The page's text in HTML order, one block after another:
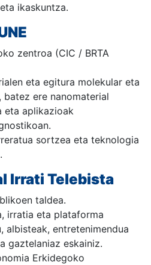
ikaskuntza.
zentroa (CIC / BRTA
eta egitura molekular eta
ere nanomaterial
eta aplikazioak
sortzea eta teknologia
Irrati Telebista
taldea.
irratia eta plataforma
albisteak, entretenimendua
gaztelaniaz eskainiz.
Erkidegoko